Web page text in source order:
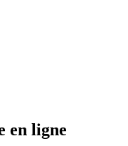
en ligne